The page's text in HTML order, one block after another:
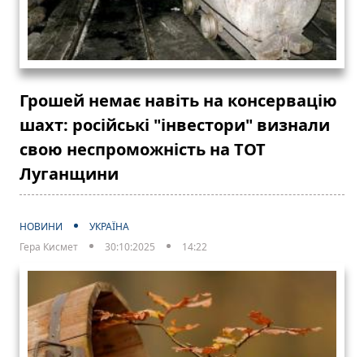
Грошей немає навіть на консервацію
шахт: російські "інвестори" визнали
свою неспроможність на ТОТ
Луганщини
НОВИНИ
УКРАЇНА
Гера Кисмет
30:10:2025 14:22